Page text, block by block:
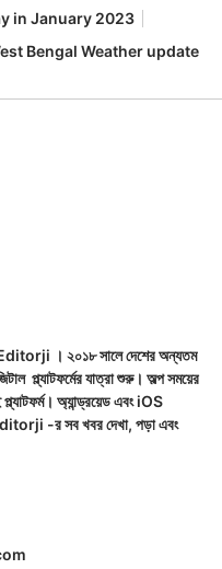
in January 2023
Bengal Weather update
Editorji । ২০১৮ সালে দেশের অন্যতম
প্ল্যাটফর্মের যাত্রা শুরু। অল্প সময়ের
অ্যান্ড্রয়েড এবং iOS
-র সব খবর দেখা, পড়া এবং